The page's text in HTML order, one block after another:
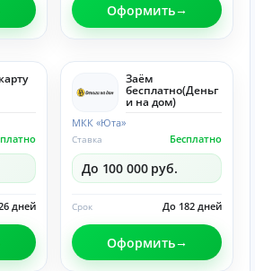
Оформить
дней
Заём
бесплатно(Деньг
и на дом)
МКК «Юта»
Бесплатно
Ставка
До 100 000 руб.
До 182 дней
Срок
Оформить